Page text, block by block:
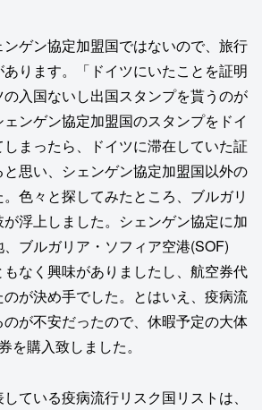
ゲン協定加盟国ではないので、旅行
ります。「ドイツにいたことを証明
入国ないし出国スタンプを貰うのが
ンゲン協定加盟国のスタンプをドイ
まったら、ドイツに滞在していた証
思い、シェンゲン協定加盟国以外の
色々と探してみたところ、ブルガリ
浮上しました。シェンゲン協定に加
ブルガリア・ソフィア空港(SOF)
なく興味がありましたし、航空券代
が決め手でした。とはいえ、疫病流
が不安だったので、休暇予定の大体
を購入致しました。
ている疫病流行リスク国リストは、